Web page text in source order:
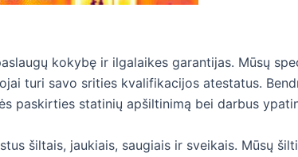
kokybę ir ilgalaikes garantijas. Mūsų
turi savo srities kvalifikacijos atestatus.
paskirties statinių apšiltinimą bei darbus
šiltais, jaukiais, saugiais ir sveikais. Mūsų